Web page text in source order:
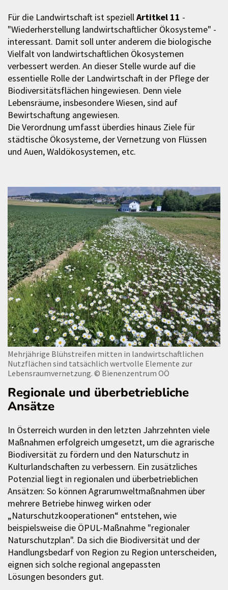
Für die Landwirtschaft ist speziellArtitkel 11 -
"Wiederherstellung landwirtschaftlicher Ökosysteme" -
interessant. Damit soll unter anderem die biologische
Vielfalt von landwirtschaftlichen Ökosystemen
verbessert werden. An dieser Stelle wurde auf die
essentielle Rolle der Landwirtschaft in der Pflege der
Biodiversitätsflächen hingewiesen. Denn viele
Lebensräume, insbesondere Wiesen, sind auf
Bewirtschaftung angewiesen.
Die Verordnung umfasst überdies hinaus Ziele für
städtische Ökosysteme, der Vernetzung von Flüssen
und Auen, Waldökosystemen, etc.
Mehrjährige Blühstreifen mitten in landwirtschaftlichen
Nutzflächen sind tatsächlich wertvolle Elemente zur
Lebensraumvernetzung. © Bienenzentrum OÖ
Regionale und überbetriebliche
Ansätze
In Österreich wurden in den letzten Jahrzehnten viele
Maßnahmen erfolgreich umgesetzt, um die agrarische
Biodiversität zu fördern und den Naturschutz in
Kulturlandschaften zu verbessern. Ein zusätzliches
Potenzial liegt in regionalen und überbetrieblichen
Ansätzen: So können Agrarumweltmaßnahmen über
mehrere Betriebe hinweg wirken oder
„Naturschutzkooperationen“ entstehen, wie
beispielsweise die ÖPUL-Maßnahme "regionaler
Naturschutzplan". Da sich die Biodiversität und der
Handlungsbedarf von Region zu Region unterscheiden,
eignen sich solche regional angepassten
Lösungen besonders gut.